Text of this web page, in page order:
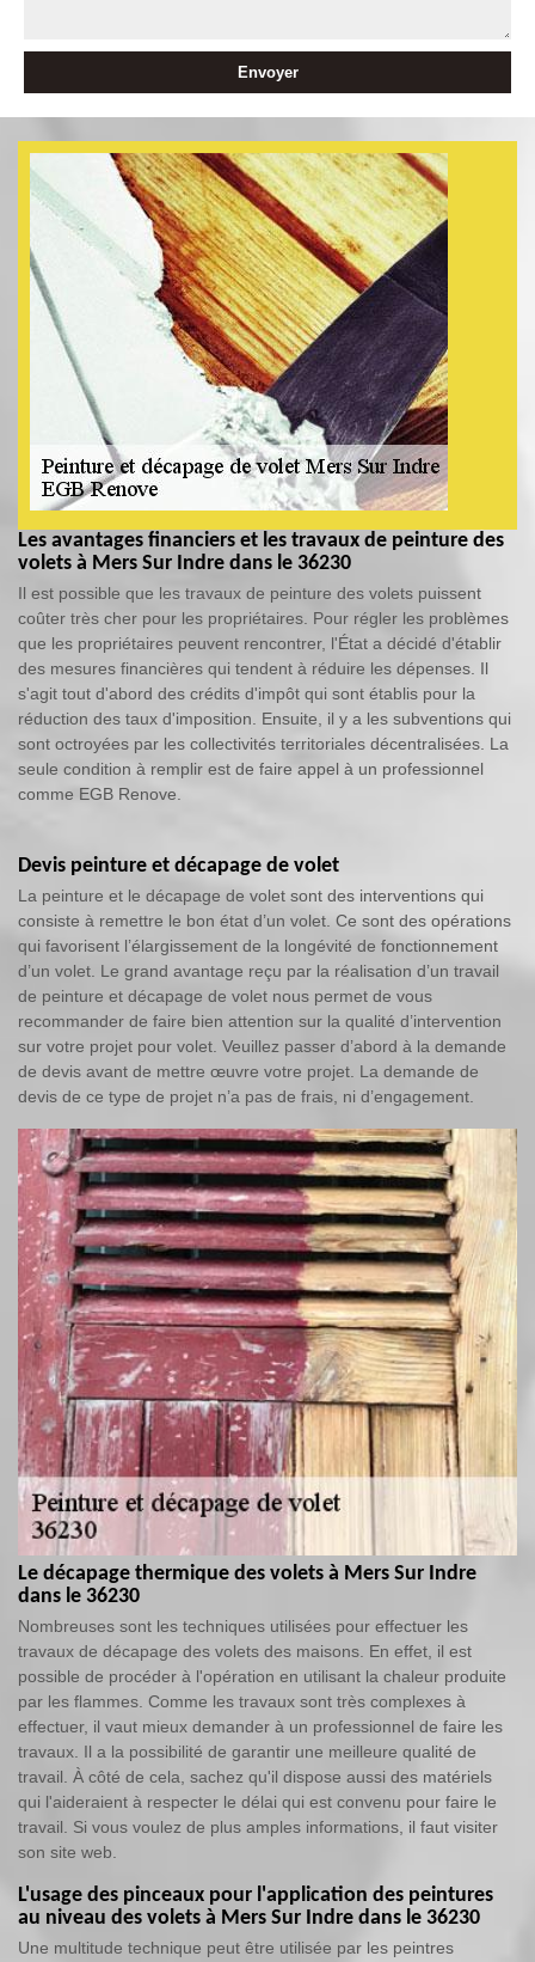
Les avantages financiers et les travaux de peinture des
volets à Mers Sur Indre dans le 36230
Il est possible que les travaux de peinture des volets puissent
coûter très cher pour les propriétaires. Pour régler les problèmes
que les propriétaires peuvent rencontrer, l'État a décidé d'établir
des mesures financières qui tendent à réduire les dépenses. Il
s'agit tout d'abord des crédits d'impôt qui sont établis pour la
réduction des taux d'imposition. Ensuite, il y a les subventions qui
sont octroyées par les collectivités territoriales décentralisées. La
seule condition à remplir est de faire appel à un professionnel
comme EGB Renove.
Devis peinture et décapage de volet
La peinture et le décapage de volet sont des interventions qui
consiste à remettre le bon état d’un volet. Ce sont des opérations
qui favorisent l’élargissement de la longévité de fonctionnement
d’un volet. Le grand avantage reçu par la réalisation d’un travail
de peinture et décapage de volet nous permet de vous
recommander de faire bien attention sur la qualité d’intervention
sur votre projet pour volet. Veuillez passer d’abord à la demande
de devis avant de mettre œuvre votre projet. La demande de
devis de ce type de projet n’a pas de frais, ni d’engagement.
Le décapage thermique des volets à Mers Sur Indre
dans le 36230
Nombreuses sont les techniques utilisées pour effectuer les
travaux de décapage des volets des maisons. En effet, il est
possible de procéder à l'opération en utilisant la chaleur produite
par les flammes. Comme les travaux sont très complexes à
effectuer, il vaut mieux demander à un professionnel de faire les
travaux. Il a la possibilité de garantir une meilleure qualité de
travail. À côté de cela, sachez qu'il dispose aussi des matériels
qui l'aideraient à respecter le délai qui est convenu pour faire le
travail. Si vous voulez de plus amples informations, il faut visiter
son site web.
L'usage des pinceaux pour l'application des peintures
au niveau des volets à Mers Sur Indre dans le 36230
Une multitude technique peut être utilisée par les peintres